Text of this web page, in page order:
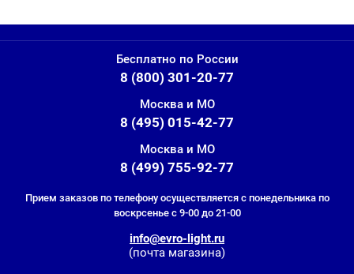
Бесплатно по России
8 (800) 301-20-77
Москва и МО
8 (495) 015-42-77
Москва и МО
8 (499) 755-92-77
Прием заказов по телефону осуществляется с понедельника по
воскрсенье с 9-00 до 21-00
info@evro-light.ru
(почта магазина)